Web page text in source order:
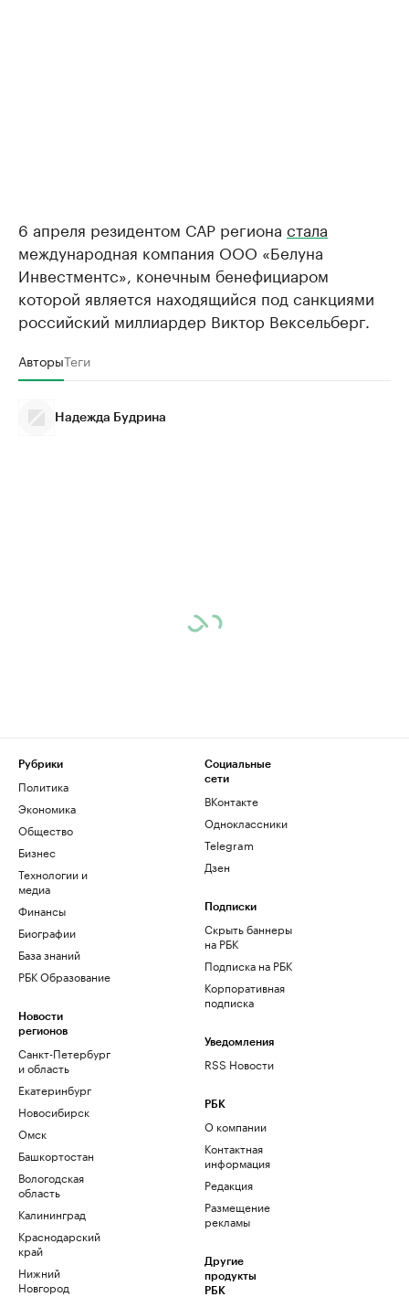
6 апреля резидентом САР региона стала
международная компания ООО «Белуна
Инвестментс», конечным бенефициаром
которой является находящийся под санкциями
российский миллиардер Виктор Вексельберг.
АвторыТеги
Надежда Будрина
Рубрики
Политика
Экономика
Общество
Бизнес
Технологии и
медиа
Финансы
Биографии
База знаний
РБК Образование
Новости
регионов
Санкт-Петербург
и область
Екатеринбург
Новосибирск
Омск
Башкортостан
Вологодская
область
Калининград
Краснодарский
край
Нижний
Новгород
Социальные
сети
ВКонтакте
Одноклассники
Telegram
Дзен
Подписки
Скрыть баннеры
на РБК
Подписка на РБК
Корпоративная
подписка
Уведомления
RSS Новости
РБК
О компании
Контактная
информация
Редакция
Размещение
рекламы
Другие
продукты
РБК